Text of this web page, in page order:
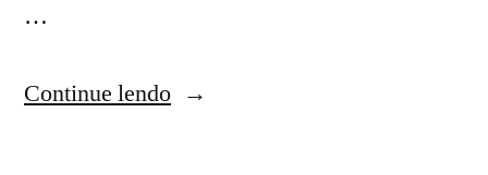
…
Continue lendo